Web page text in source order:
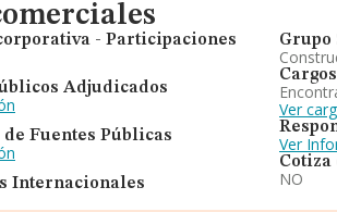
- Participaciones
Adjudicados
Fuentes Públicas
Internacionales
Grupo
Cargos
Ver
Ver
Cotiza
NO